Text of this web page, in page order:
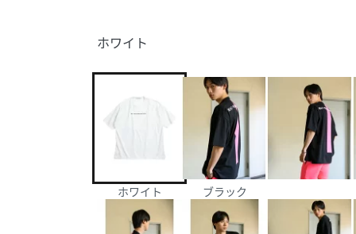
ホワイト
ホワイト ブラック